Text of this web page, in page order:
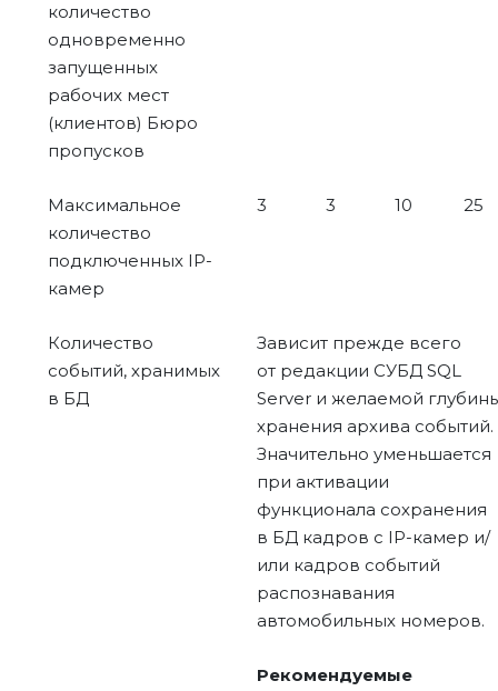
количество
одновременно
запущенных
рабочих мест
(клиентов) Бюро
пропусков
Максимальное
количество
подключенных IP-
камер
3 3 10 25
Количество
событий, хранимых
в БД
Зависит прежде всего
от редакции СУБД SQL
Server и желаемой
хранения архива событий.
Значительно уменьшается
при активации
функционала сохранения
в БД кадров с IP-камер и/
или кадров событий
распознавания
автомобильных номеров.
Рекомендуемые